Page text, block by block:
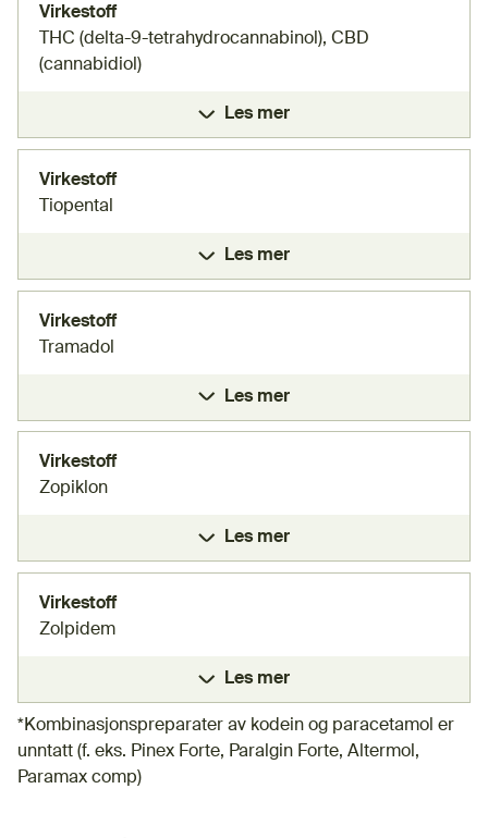
Virkestoff
THC (delta-9-tetrahydrocannabinol), CBD
(cannabidiol)
Les mer
Virkestoff
Tiopental
Les mer
Virkestoff
Tramadol
Les mer
Virkestoff
Zopiklon
Les mer
Virkestoff
Zolpidem
Les mer
*Kombinasjonspreparater av kodein og paracetamol er
unntatt (f. eks. Pinex Forte, Paralgin Forte, Altermol,
Paramax comp)